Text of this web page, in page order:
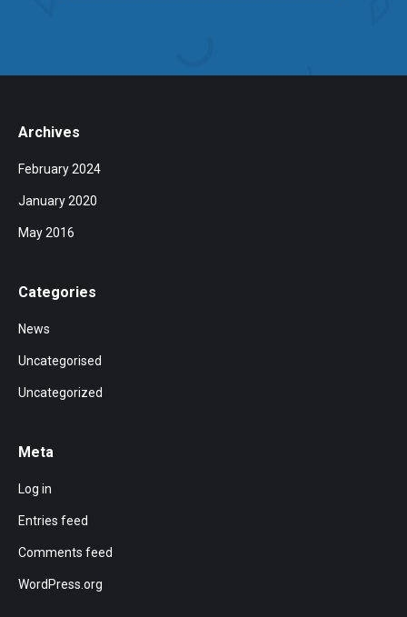
Archives
February 2024
January 2020
May 2016
Categories
News
Uncategorised
Uncategorized
Meta
Log in
Entries feed
Comments feed
WordPress.org